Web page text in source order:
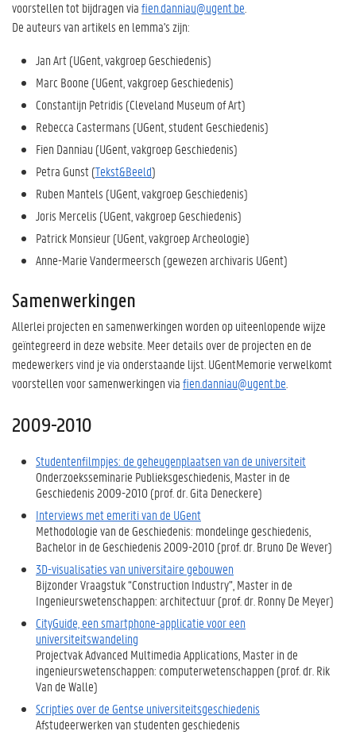
voorstellen tot bijdragen viafien.danniau@ugent.be
De auteurs van artikels en lemma's zijn:
Jan Art (UGent, vakgroep Geschiedenis)
Marc Boone (UGent, vakgroep Geschiedenis)
Constantijn Petridis (Cleveland Museum of Art)
Rebecca Castermans (UGent, student Geschiedenis)
Fien Danniau (UGent, vakgroep Geschiedenis)
Petra Gunst (Tekst&Beeld)
Ruben Mantels (UGent, vakgroep Geschiedenis)
Joris Mercelis (UGent, vakgroep Geschiedenis)
Patrick Monsieur (UGent, vakgroep Archeologie)
Anne-Marie Vandermeersch (gewezen archivaris UGent)
Samenwerkingen
Allerlei projecten en samenwerkingen worden op uiteenlopende wijze
geïntegreerd in deze website. Meer details over de projecten en de
medewerkers vind je via onderstaande lijst. UGentMemorie verwelkomt
voorstellen voor samenwerkingen viafien.danniau@ugent.be
2009-2010
Studentenfilmpjes: de geheugenplaatsen van de universiteit
Onderzoeksseminarie Publieksgeschiedenis, Master in de
Geschiedenis 2009-2010 (prof. dr. Gita Deneckere)
Interviews met emeriti van de UGent
Methodologie van de Geschiedenis: mondelinge geschiedenis,
Bachelor in de Geschiedenis 2009-2010 (prof. dr. Bruno De Wever)
3D-visualisaties van universitaire gebouwen
Bijzonder Vraagstuk “Construction Industry”, Master in de
Ingenieurswetenschappen: architectuur (prof. dr. Ronny De Meyer)
CityGuide, een smartphone-applicatie voor een
universiteitswandeling
Projectvak Advanced Multimedia Applications, Master in de
ingenieurswetenschappen: computerwetenschappen (prof. dr. Rik
Van de Walle)
Scripties over de Gentse universiteitsgeschiedenis
Afstudeerwerken van studenten geschiedenis